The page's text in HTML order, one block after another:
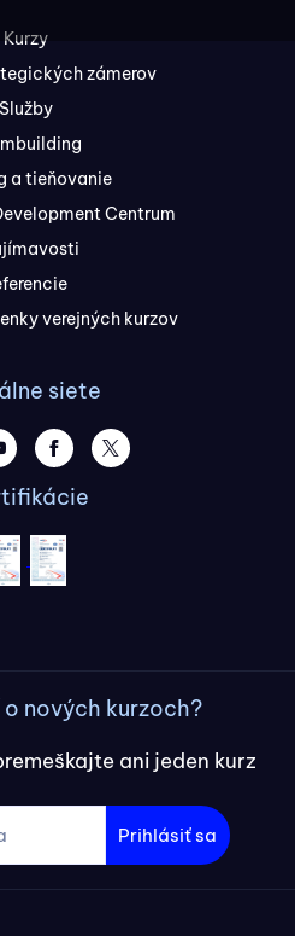
Kurzy
zámerov
Služby
a tieňovanie
Centrum
verejných kurzov
siete
nových kurzoch?
ani jeden kurz
Prihlásiť sa